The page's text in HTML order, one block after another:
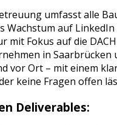
umfasst alle
Wachstum auf LinkedIn
mit Fokus auf die
in Saarbrücken
vor Ort – mit einem
keine Fragen offen
Deliverables: